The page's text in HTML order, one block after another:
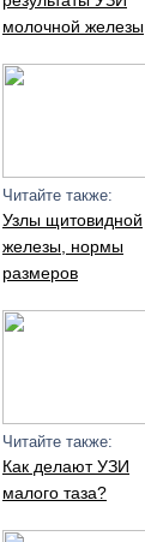
молочной железы
Читайте также:
Узлы щитовидной
железы, нормы
размеров
Читайте также:
Как делают УЗИ
малого таза?